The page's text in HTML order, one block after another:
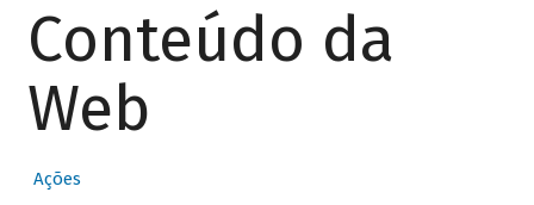
Conteúdo da
Web
Ações